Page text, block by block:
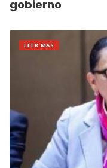
gobierno
LEER MAS